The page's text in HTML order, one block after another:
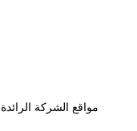
مواقع الشركة